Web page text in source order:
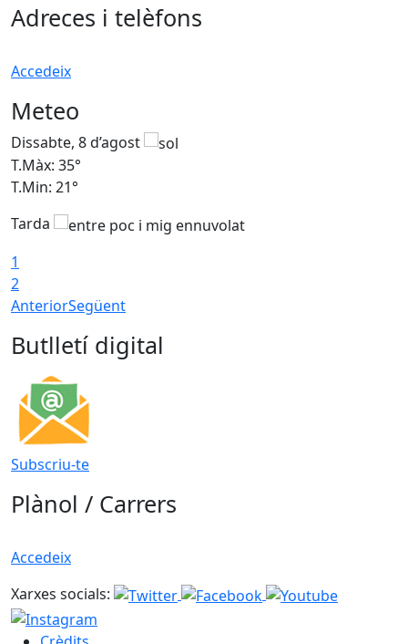
Adreces i telèfons
Accedeix
Meteo
Dissabte, 8 d’agost
T.Màx: 35°
T.Min: 21°
Tarda
1
2
AnteriorSegüent
Butlletí digital
Subscriu-te
Plànol / Carrers
Accedeix
Xarxes socials: